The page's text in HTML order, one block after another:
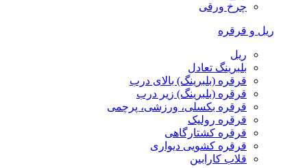
چرخ ورقی
ریل و قرقره
ریل
بلبرینگ تعادل
قرقره (بلبرینگ) بالای درب
قرقره (بلبرینگ) زیر درب
قرقره بکسلی، ورزشی، پرچمی
قرقره رولیک
قرقره کشتارگاهی
قرقره کشویی دیواری
قلاب کارابین